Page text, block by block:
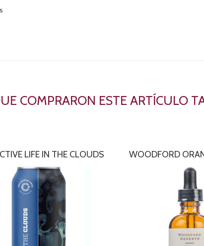
COMPRARON ESTE ARTÍCULO
LIFE IN THE CLOUDS WOODFORD